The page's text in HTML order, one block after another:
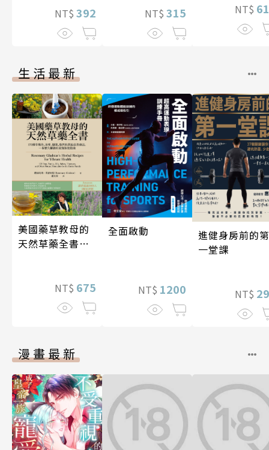
NT$ 392 NT$ 315 NT$
生活最新
美國藥草教母的
天然草藥全書
NT$ 675
全面啟動
NT$ 1200
進健身房前的第
一堂課
NT$
漫畫最新